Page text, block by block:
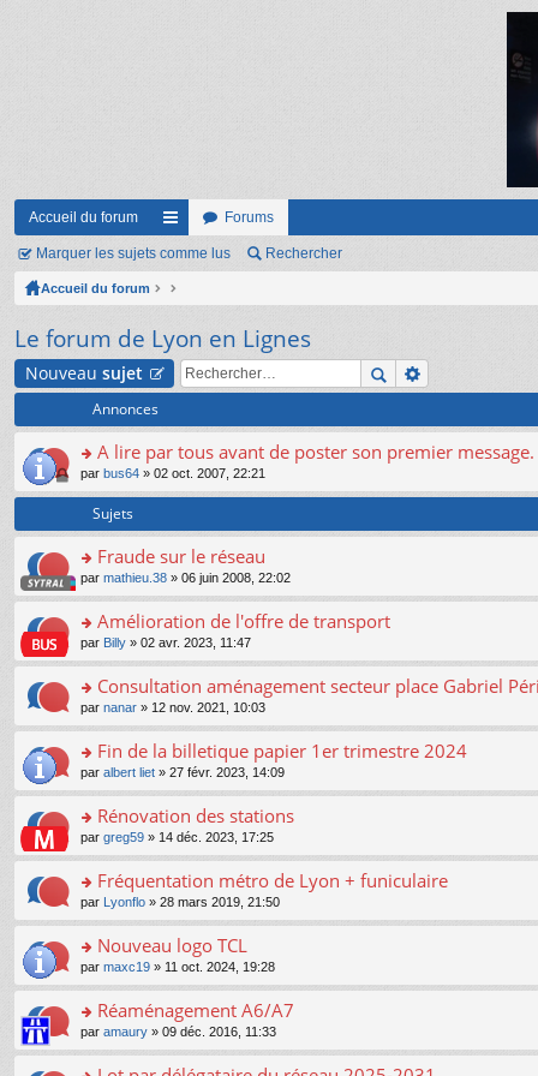
Accueil du forum
ac
co
ci
s
Forums
Marquer les sujets comme lus Rechercher
Accueil du forum
Le forum de Lyon en Lignes
Nouveau sujet
Annonces
o
n
le
m
e
s
a
g
e
n
o
lu
le
pl
u
s
e
nt
A lire par tous avant de poster son premier
par bus64 » 02 oct. 2007, 22:21
Sujets
o
n
ult
er
le
m
e
a
g
e
n
n
lu
le
pl
u
ré
c
e
nt
Fraude sur le réseau
par mathieu.38 » 06 juin 2008, 22:02
o
n
ult
er
le
m
e
a
g
e
n
n
lu
le
pl
u
ré
c
e
Amélioration de l'offre de transport
par Billy » 02 avr. 2023, 11:47
o
n
ult
er
le
m
e
a
g
e
n
n
lu
le
pl
u
Consultation aménagement secteur place Gabriel Péri
par nanar » 12 nov. 2021, 10:03
o
n
ult
er
le
m
e
a
g
e
n
n
lu
Fin de la billetique papier 1er trimestre 2024
par albert liet » 27 févr. 2023, 14:09
o
n
ult
er
le
m
e
a
g
e
n
Rénovation des stations
par greg59 » 14 déc. 2023, 17:25
o
n
ult
er
le
m
e
Fréquentation métro de Lyon + funiculaire
par Lyonflo » 28 mars 2019, 21:50
o
n
ult
er
le
Nouveau logo TCL
par maxc19 » 11 oct. 2024, 19:28
o
n
Réaménagement A6/A7
par amaury » 09 déc. 2016, 11:33